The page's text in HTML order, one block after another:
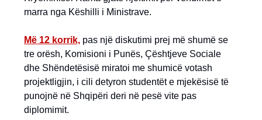
marra nga Këshilli i Ministrave.
Më 12 korrik, pas një diskutimi prej më shumë se
tre orësh, Komisioni i Punës, Çështjeve Sociale
dhe Shëndetësisë miratoi me shumicë votash
projektligjin, i cili detyron studentët e mjekësisë të
punojnë në Shqipëri deri në pesë vite pas
diplomimit.